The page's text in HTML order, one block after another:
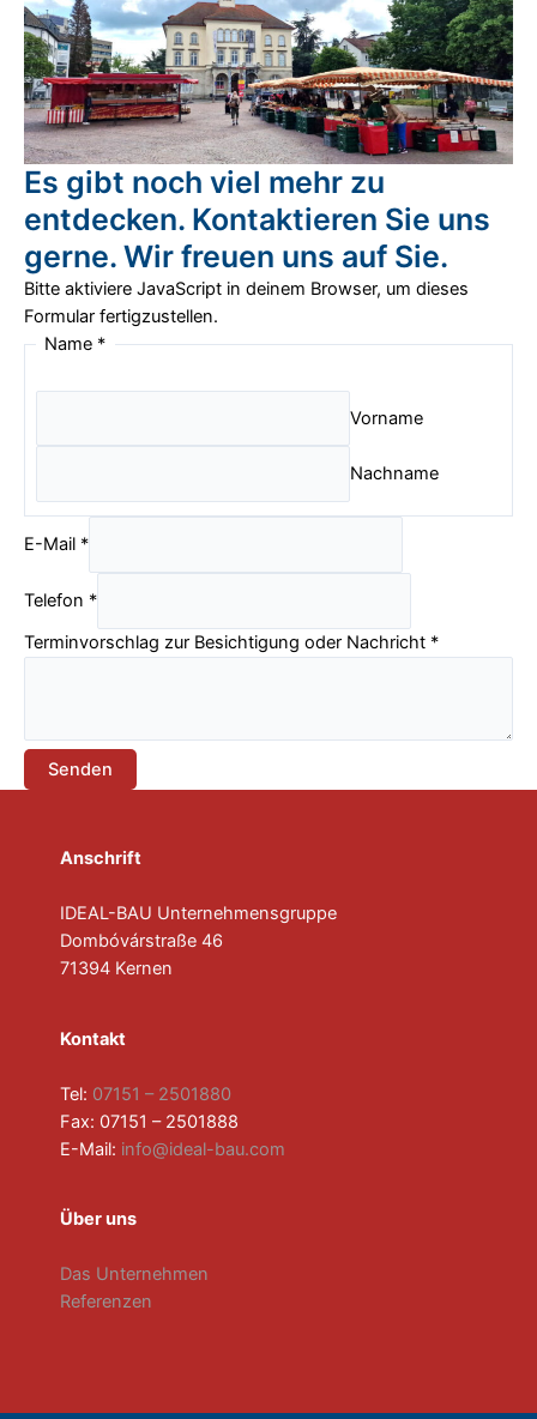
Es gibt noch viel mehr zu
entdecken. Kontaktieren Sie uns
gerne. Wir freuen uns auf Sie.
Bitte aktiviere JavaScript in deinem Browser, um dieses
Formular fertigzustellen.
Name *
Vorname
Nachname
E-Mail *
Telefon *
Terminvorschlag zur Besichtigung oder Nachricht *
Senden
Anschrift
IDEAL-BAU Unternehmensgruppe
Dombóvárstraße 46
71394 Kernen
Kontakt
Tel: 07151 – 2501880
Fax: 07151 – 2501888
E-Mail: info@ideal-bau.com
Über uns
Das Unternehmen
Referenzen